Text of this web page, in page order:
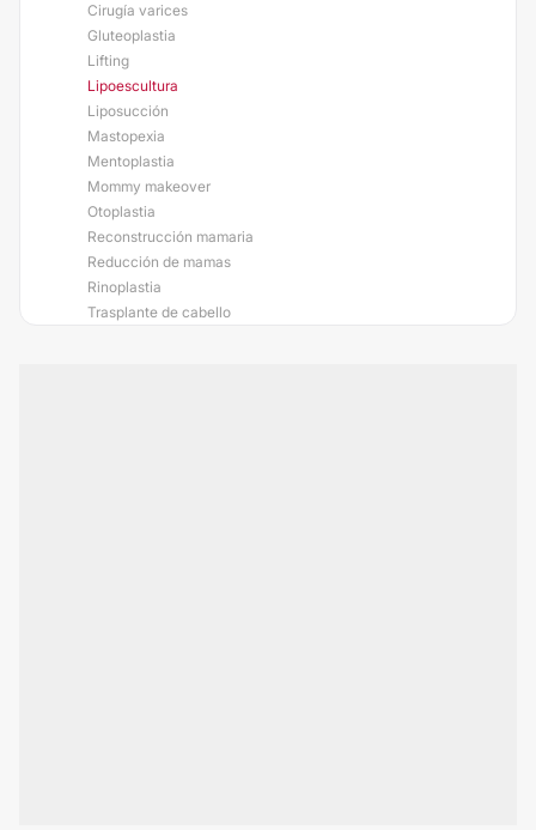
Cirugía varices
Gluteoplastia
Lifting
Lipoescultura
Liposucción
Mastopexia
Mentoplastia
Mommy makeover
Otoplastia
Reconstrucción mamaria
Reducción de mamas
Rinoplastia
Trasplante de cabello